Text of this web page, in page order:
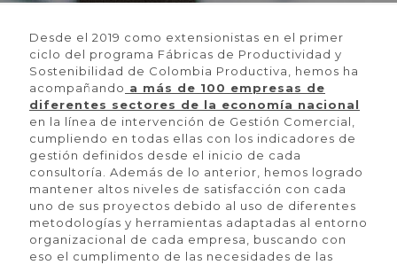
Desde el 2019 como extensionistas en el primer
ciclo del programa Fábricas de Productividad y
Sostenibilidad de Colombia Productiva, hemos ha
acompañando a más de 100 empresas de
diferentes sectores de la economía nacional
en la línea de intervención de Gestión Comercial,
cumpliendo en todas ellas con los indicadores de
gestión definidos desde el inicio de cada
consultoría. Además de lo anterior, hemos logrado
mantener altos niveles de satisfacción con cada
uno de sus proyectos debido al uso de diferentes
metodologías y herramientas adaptadas al entorno
organizacional de cada empresa, buscando con
eso el cumplimento de las necesidades de las